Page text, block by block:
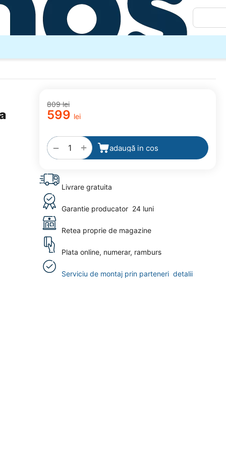
‍809‍ lei
‍599‍ lei
+
− adaugă in cos
la
favorite
Livrare gratuita
Garantie producator 24 luni
Retea proprie de magazine
Plata online, numerar, ramburs
Serviciu de montaj prin parteneri detalii